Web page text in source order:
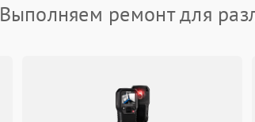
Выполняем ремонт для